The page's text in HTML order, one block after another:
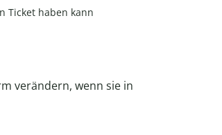
Ticket haben kann
verändern, wenn sie in